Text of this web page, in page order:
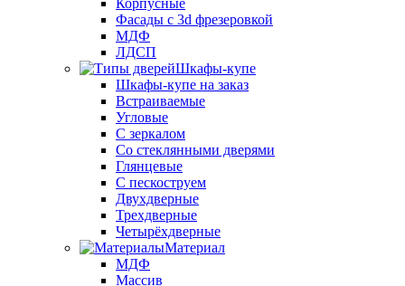
Корпусные
Фасады с 3d фрезеровкой
МДФ
ЛДСП
Шкафы-купе
Шкафы-купе на заказ
Встраиваемые
Угловые
С зеркалом
Со стеклянными дверями
Глянцевые
С пескоструем
Двухдверные
Трехдверные
Четырёхдверные
Материал
МДФ
Массив